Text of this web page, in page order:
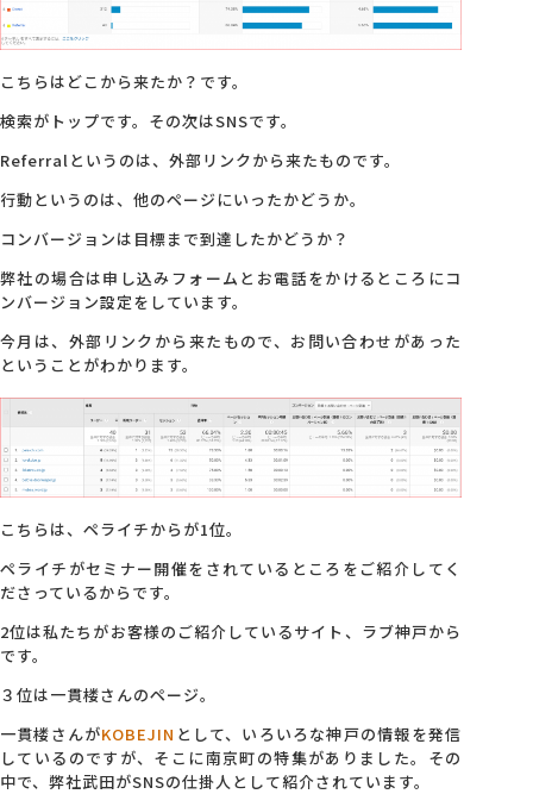
こちらはどこから来たか？です。
検索がトップです。その次はSNSです。
Referralというのは、外部リンクから来たものです。
行動というのは、他のページにいったかどうか。
コンバージョンは目標まで到達したかどうか？
弊社の場合は申し込みフォームとお電話をかけるところにコ
ンバージョン設定をしています。
今月は、外部リンクから来たもので、お問い合わせがあった
ということがわかります。
こちらは、ペライチからが1位。
ペライチがセミナー開催をされているところをご紹介してく
ださっているからです。
2位は私たちがお客様のご紹介しているサイト、ラブ神戸から
です。
３位は一貫楼さんのページ。
一貫楼さんがKOBEJIN として、いろいろな神戸の情報を発信
しているのですが、そこに南京町の特集がありました。その
中で、弊社武田がSNSの仕掛人として紹介されています。